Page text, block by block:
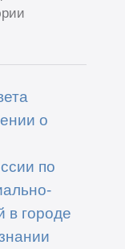
о
по
в городе